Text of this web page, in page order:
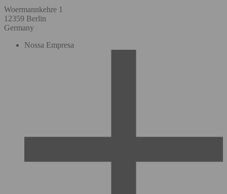
Woermannkehre 1
12359 Berlin
Germany
Nossa Empresa